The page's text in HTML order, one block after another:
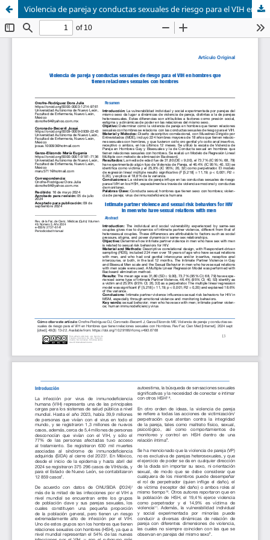
Violencia de pareja y conductas sexuales de riesgo para el VIH en hombres que tienen relaciones sexuales con hombres